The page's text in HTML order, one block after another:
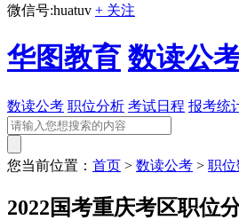
微信号:huatuv + 关注
华图教育 数读公
数读公考 职位分析 考试日程 报考统
您当前位置： 首页 > 数读公考 > 职
2022国考重庆考区职位